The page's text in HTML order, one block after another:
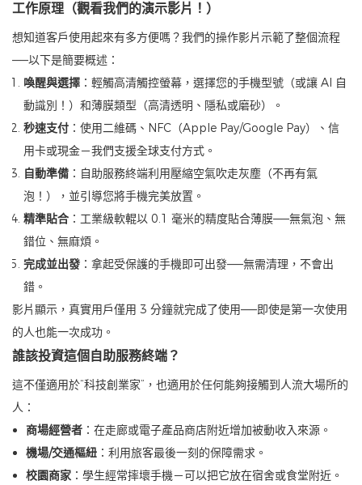
工作原理（觀看我們的演示影片！）
想知道客戶使用起來有多方便嗎？我們的操作影片示範了整個流程
——以下是簡要概述：
喚醒與選擇 ：輕觸高清觸控螢幕，選擇您的手機型號（或讓 AI 自
動識別！）和薄膜類型（高清透明、隱私或磨砂）。
秒速支付 ：使用二維碼、NFC（Apple Pay/Google Pay）、信
用卡或現金－我們支援全球支付方式。
自動準備 ：自助服務終端利用壓縮空氣吹走灰塵（不再有氣
泡！），並引導您將手機完美放置。
精準貼合 ：工業級軟輥以 0.1 毫米的精度貼合薄膜——無氣泡、無
錯位、無麻煩。
完成並出發 ：拿起受保護的手機即可出發——無需清理，不會出
錯。
影片顯示，真實用戶僅用 3 分鐘就完成了使用——即使是第一次使用
的人也能一次成功。
誰該投資這個自助服務終端？
這不僅適用於“科技創業家”，也適用於任何能夠接觸到人流大場所的
人：
商場經營者：在走廊或電子產品商店附近增加被動收入來源。
機場/交通樞紐：利用旅客最後一刻的保障需求。
校園商家：學生經常摔壞手機－可以把它放在宿舍或食堂附近。